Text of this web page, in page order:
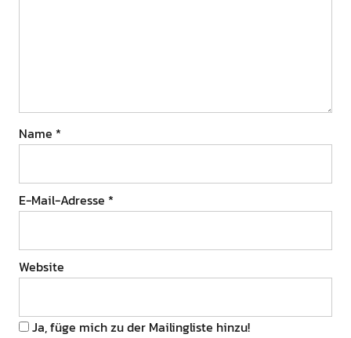
Name *
E-Mail-Adresse *
Website
Ja, füge mich zu der Mailingliste hinzu!